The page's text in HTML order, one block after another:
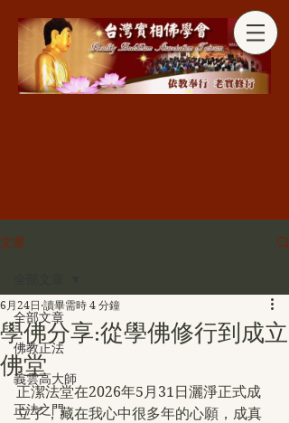
分享
文章
全部文章
佛教正法
義雲高大師
正法之門
學佛分享:從學佛修行到成立
佛堂
6月24日 讀畢需時 4 分鐘
正潔法堂在2026年5月31日灑淨正式成
立了，藏在我心中很多年的心願，成真